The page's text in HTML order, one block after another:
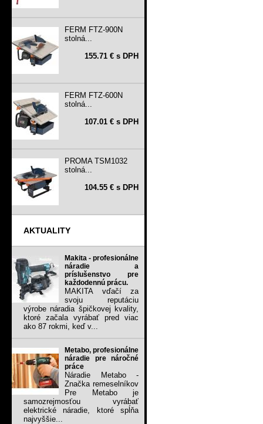
FERM FTZ-900N
stolná...
155.71 € s DPH
FERM FTZ-600N
stolná...
107.01 € s DPH
PROMA TSM1032
stolná...
104.55 € s DPH
AKTUALITY
Makita - profesionálne
náradie a
príslušenstvo pre
každodennú prácu.
MAKITA vďačí za
svoju reputáciu
výrobe náradia špičkovej kvality,
ktoré začala vyrábať pred viac
ako 87 rokmi, keď v...
Metabo, profesionálne
náradie pre náročné
práce
Náradie Metabo -
Značka remeselníkov
Pre Metabo je
samozrejmosťou vyrábať
elektrické náradie, ktoré spĺňa
najvyššie...